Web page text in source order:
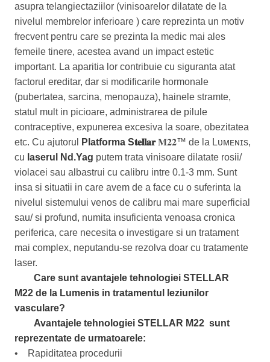
asupra telangiectaziilor (vinisoarelor dilatate de la
nivelul membrelor inferioare ) care reprezinta un motiv
frecvent pentru care se prezinta la medic mai ales
femeile tinere, acestea avand un impact estetic
important. La aparitia lor contribuie cu siguranta atat
factorul ereditar, dar si modificarile hormonale
(pubertatea, sarcina, menopauza), hainele stramte,
statul mult in picioare, administrarea de pilule
contraceptive, expunerea excesiva la soare, obezitatea
etc. Cu ajutorul
Platforma S𝐭𝐞𝐥𝐥𝐚𝐫 𝐌𝟐𝟐™ de la Lᴜᴍᴇɴɪs,
cu laserul Nd.Yag putem trata vinisoare dilatate rosii/
violacei sau albastrui cu calibru intre 0.1-3 mm. Sunt
insa si situatii in care avem de a face cu o suferinta la
nivelul sistemului venos de calibru mai mare superficial
sau/ si profund, numita insuficienta venoasa cronica
periferica, care necesita o investigare si un tratament
mai complex, neputandu-se rezolva doar cu tratamente
laser.
Care sunt avantajele tehnologiei STELLAR
M22 de la Lumenis in tratamentul leziunilor
vasculare?
Avantajele tehnologiei STELLAR M22 sunt
reprezentate de urmatoarele:
• Rapiditatea procedurii